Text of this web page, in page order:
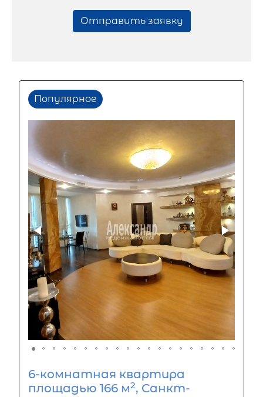
Отправить заявку
Популярное
6-комнатная квартира
площадью 166 м2, Санкт-